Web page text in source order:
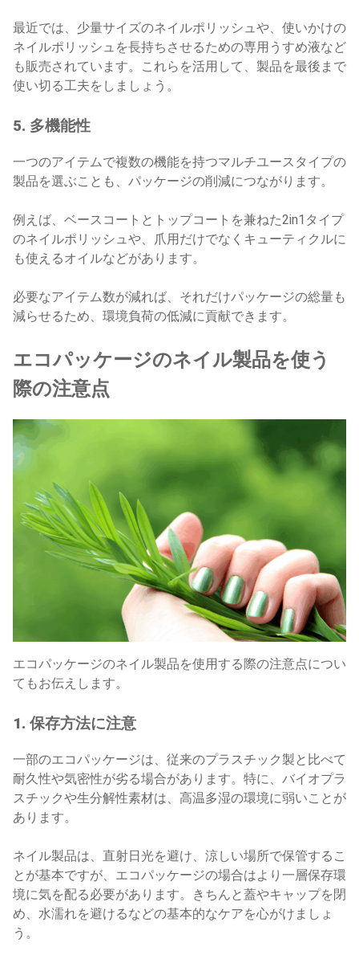
最近では、少量サイズのネイルポリッシュや、使いかけの
ネイルポリッシュを長持ちさせるための専用うすめ液など
も販売されています。これらを活用して、製品を最後まで
使い切る工夫をしましょう。
5. 多機能性
一つのアイテムで複数の機能を持つマルチユースタイプの
製品を選ぶことも、パッケージの削減につながります。
例えば、ベースコートとトップコートを兼ねた2in1タイプ
のネイルポリッシュや、爪用だけでなくキューティクルに
も使えるオイルなどがあります。
必要なアイテム数が減れば、それだけパッケージの総量も
減らせるため、環境負荷の低減に貢献できます。
エコパッケージのネイル製品を使う
際の注意点
エコパッケージのネイル製品を使用する際の注意点につい
てもお伝えします。
1. 保存方法に注意
一部のエコパッケージは、従来のプラスチック製と比べて
耐久性や気密性が劣る場合があります。特に、バイオプラ
スチックや生分解性素材は、高温多湿の環境に弱いことが
あります。
ネイル製品は、直射日光を避け、涼しい場所で保管するこ
とが基本ですが、エコパッケージの場合はより一層保存環
境に気を配る必要があります。きちんと蓋やキャップを閉
め、水濡れを避けるなどの基本的なケアを心がけましょ
う。